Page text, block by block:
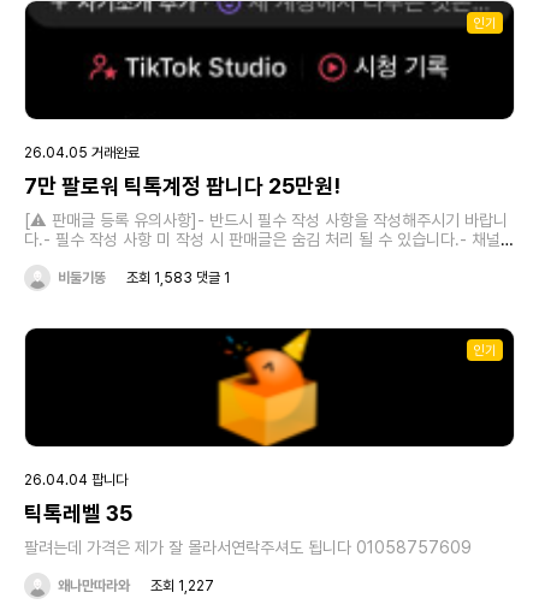
인기
26.04.05 거래완료
7만 팔로워 틱톡계정 팝니다 25만원!
[⚠️ 판매글 등록 유의사항]- 반드시 필수 작성 사항을 작성해주시기 바랍니
다.- 필수 작성 사항 미 작성 시 판매글은 숨김 처리 될 수 있습니다.- 채널
정확한 내용을 작성해주시기 바랍니다.[❗필수 작성 사항]1. 계정명 :2. 팔로
라방 가능 여부 : o6. 거래 문의 연락처 (이메일 주소/오픈카톡방 링크 등) :
카톡 오픈채팅방으로 연락주세요!카카오톡 오픈채팅을 시작해 보세요.링크
를 선택하면 카카오톡이 실행됩니다.[✅ 기타 작성 사항]
비둘기똥 조회 1,583 댓글 1
인기
26.04.04 팝니다
틱톡레벨 35
팔려는데 가격은 제가 잘 몰라서연락주셔도 됩니다 01058757609
왜나만따라와 조회 1,227